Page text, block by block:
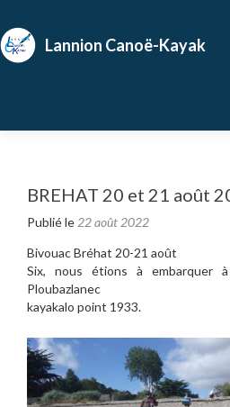
BREHAT 20 et 21 août
Publié le 22 août 2022
Bivouac Bréhat 20-21 août
Six, nous étions à embarquer
Ploubazlanec
kayakalo point 1933.